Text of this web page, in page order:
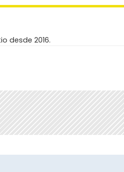
desde 2016.